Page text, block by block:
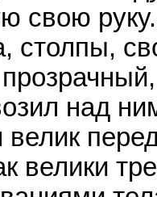
свою руку.
столпы,
над
велик
велики